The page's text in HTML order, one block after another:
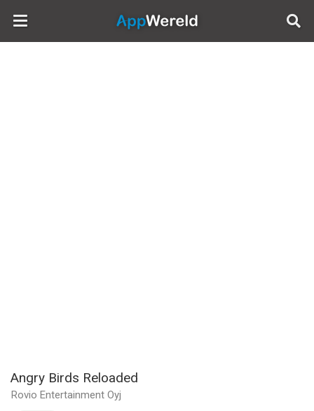
AppWereld
Angry Birds Reloaded
Rovio Entertainment Oyj